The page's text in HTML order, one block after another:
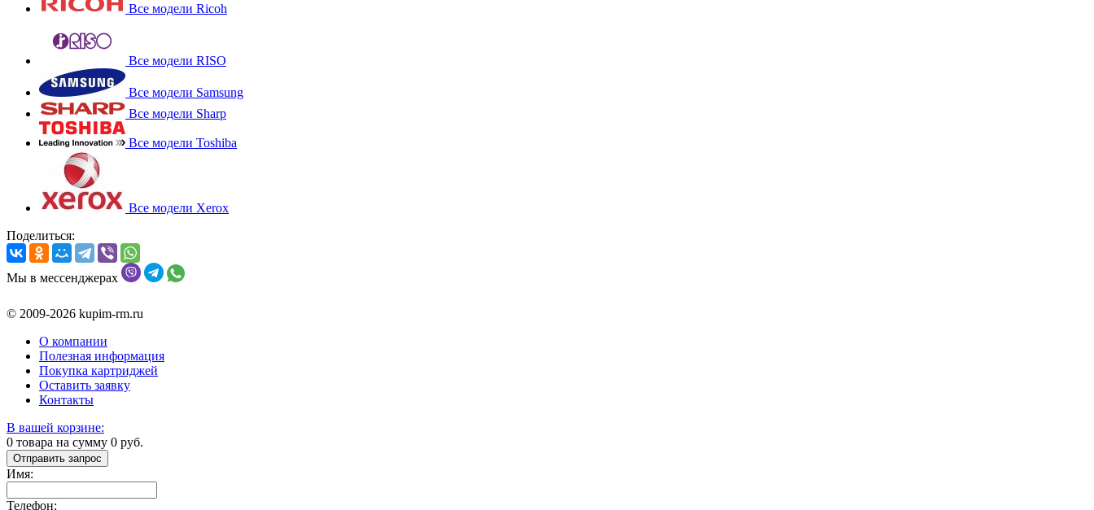
Все модели Ricoh
Все модели RISO
Все модели Samsung
Все модели Sharp
Все модели Toshiba
Все модели Xerox
Поделиться:
Мы в мессенджерах
© 2009-2026 kupim-rm.ru
О компании
Полезная информация
Покупка картриджей
Оставить заявку
Контакты
В вашей корзине:
0 товара на сумму 0 руб.
Отправить запрос
Имя:
Телефон: